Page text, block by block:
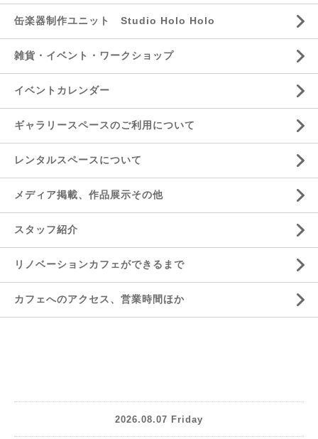
缶楽器制作ユニット Studio Holo Holo
雑貨・イベント・ワークショップ
イベントカレンダー
ギャラリースペースのご利用について
レンタルスペースについて
メディア掲載、作品展示その他
スタッフ紹介
リノベーションカフェができるまで
カフェへのアクセス、営業時間ほか
2026.08.07 Friday